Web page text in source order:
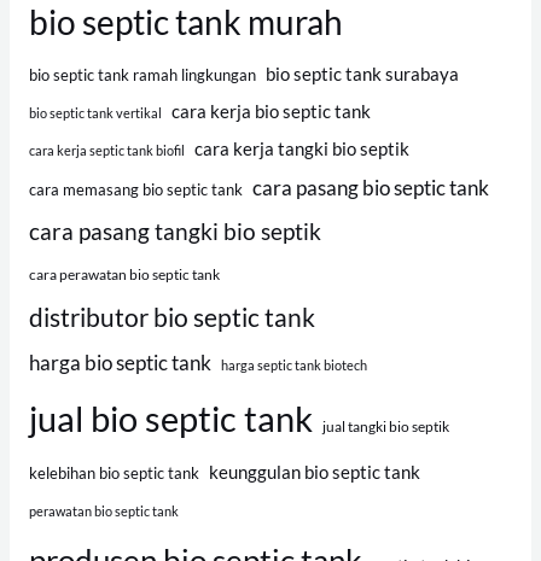
bio septic tank murah
bio septic tank ramah lingkungan bio septic tank surabaya
bio septic tank vertikal cara kerja bio septic tank
cara kerja septic tank biofil cara kerja tangki bio septik
cara memasang bio septic tank cara pasang bio septic tank
cara pasang tangki bio septik
cara perawatan bio septic tank
distributor bio septic tank
harga bio septic tank harga septic tank biotech
jual bio septic tank jual tangki bio septik
kelebihan bio septic tank keunggulan bio septic tank
perawatan bio septic tank